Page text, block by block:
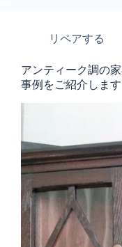
リペアする
アンティーク調の
事例をご紹介します